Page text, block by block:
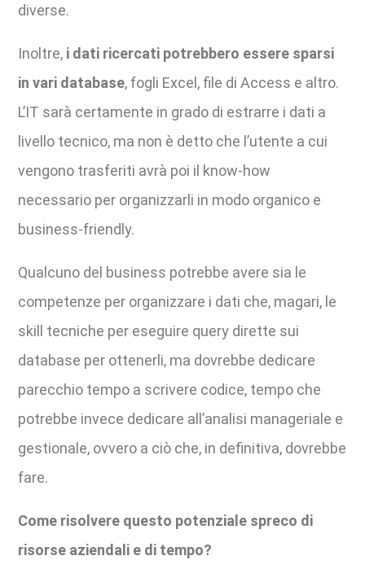
diverse.
Inoltre, i dati ricercati potrebbero essere sparsi
in vari database, fogli Excel, file di Access e altro.
L’IT sarà certamente in grado di estrarre i dati a
livello tecnico, ma non è detto che l’utente a cui
vengono trasferiti avrà poi il know-how
necessario per organizzarli in modo organico e
business-friendly.
Qualcuno del business potrebbe avere sia le
competenze per organizzare i dati che, magari, le
skill tecniche per eseguire query dirette sui
database per ottenerli, ma dovrebbe dedicare
parecchio tempo a scrivere codice, tempo che
potrebbe invece dedicare all’analisi manageriale e
gestionale, ovvero a ciò che, in definitiva, dovrebbe
fare.
Come risolvere questo potenziale spreco di
risorse aziendali e di tempo?